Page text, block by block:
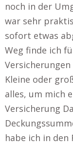
noch in der
war sehr
sofort etwas
Weg finde ich
Kleine oder
alles, um mich
Versicherung
habe ich in den